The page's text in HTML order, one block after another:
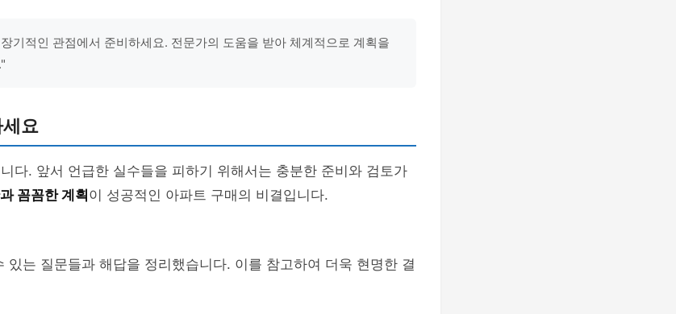
기적인 관점에서 준비하세요. 전문가의 도움을 받아 체계적으로 계획을
요
다. 앞서 언급한 실수들을 피하기 위해서는 충분한 준비와 검토가
꼼꼼한 계획이 성공적인 아파트 구매의 비결입니다.
있는 질문들과 해답을 정리했습니다. 이를 참고하여 더욱 현명한 결